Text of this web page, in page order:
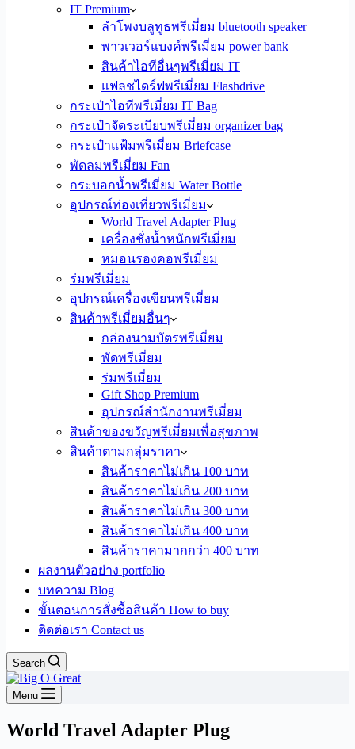
IT Premium
ลำโพงบลูทูธพรีเมี่ยม bluetooth speaker
พาวเวอร์แบงค์พรีเมี่ยม power bank
สินค้าไอทีอื่นๆพรีเมี่ยม IT
แฟลชไดร์ฟพรีเมี่ยม Flashdrive
กระเป๋าไอทีพรีเมี่ยม IT Bag
กระเป๋าจัดระเบียบพรีเมี่ยม organizer bag
กระเป๋าแฟ้มพรีเมี่ยม Briefcase
พัดลมพรีเมี่ยม Fan
กระบอกน้ำพรีเมี่ยม Water Bottle
อุปกรณ์ท่องเที่ยวพรีเมี่ยม
World Travel Adapter Plug
เครื่องชั่งน้ำหนักพรีเมี่ยม
หมอนรองคอพรีเมี่ยม
ร่มพรีเมี่ยม
อุปกรณ์เครื่องเขียนพรีเมี่ยม
สินค้าพรีเมี่ยมอื่นๆ
กล่องนามบัตรพรีเมี่ยม
พัดพรีเมี่ยม
ร่มพรีเมี่ยม
Gift Shop Premium
อุปกรณ์สำนักงานพรีเมี่ยม
สินค้าของขวัญพรีเมี่ยมเพื่อสุขภาพ
สินค้าตามกลุ่มราคา
สินค้าราคาไม่เกิน 100 บาท
สินค้าราคาไม่เกิน 200 บาท
สินค้าราคาไม่เกิน 300 บาท
สินค้าราคาไม่เกิน 400 บาท
สินค้าราคามากกว่า 400 บาท
ผลงานตัวอย่าง portfolio
บทความ Blog
ขั้นตอนการสั่งซื้อสินค้า How to buy
ติดต่อเรา Contact us
Search
Menu
World Travel Adapter Plug